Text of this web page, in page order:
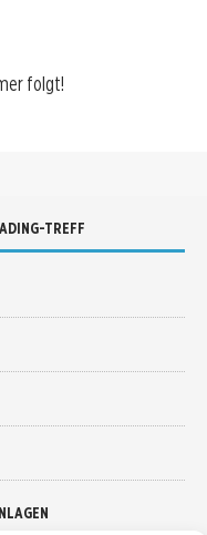
folgt!
TREFF